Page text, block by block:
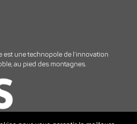
est une technopole de l’innovation
au pied des montagnes.